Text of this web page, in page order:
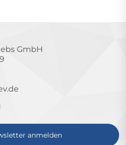
GmbH
anmelden